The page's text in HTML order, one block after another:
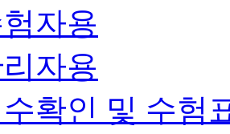
자용
자용
확인 및 수험